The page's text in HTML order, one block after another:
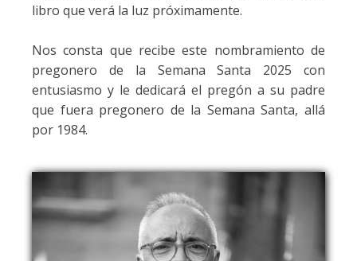
libro que verá la luz próximamente.
Nos consta que recibe este nombramiento de
pregonero de la Semana Santa 2025 con
entusiasmo y le dedicará el pregón a su padre
que fuera pregonero de la Semana Santa, allá
por 1984.